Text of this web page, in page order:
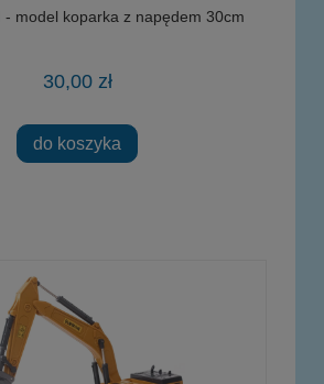
- model koparka z napędem 30cm
30,00 zł
do koszyka